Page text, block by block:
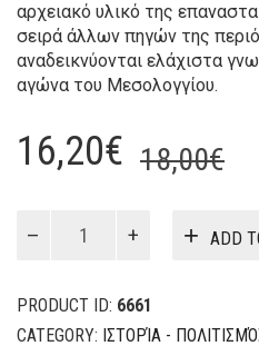
αρχειακό υλικό της
σειρά άλλων πηγών της
αναδεικνύονται ελάχιστα
αγώνα του Μεσολογγίου.
18,00€
16,20€
is:
Αγώνα
του
Μεσολογγίου
ADD
PRODUCT ID: 6661
CATEGORY: ΙΣΤΟΡΊΑ -